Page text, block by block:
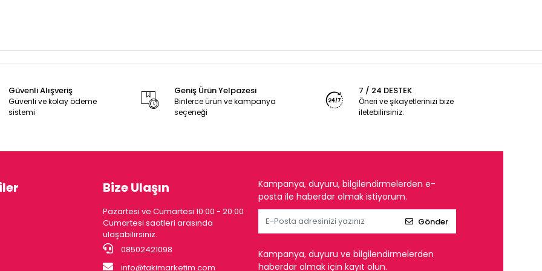
Güvenli Alışveriş
Güvenli ve kolay ödeme
sistemi
Geniş Ürün Yelpazesi
Binlerce ürün ve kampanya
seçeneği
7 / 24 DESTEK
Öneri ve şikayetlerinizi bize
iletebilirsiniz.
Bize Ulaşın
Pazartesi ve Cumartesi 10:00 - 20:00
Cumartesi saatleri arasında
ulaşabilirsiniz.
08502421098
info@takimarketim.com
Kampanya, duyuru, bilgilendirmelerden e-
posta ile haberdar olmak istiyorum.
Gönder
Kampanya, duyuru ve bilgilendirmelerden
haberdar olmak için kayıt olun.